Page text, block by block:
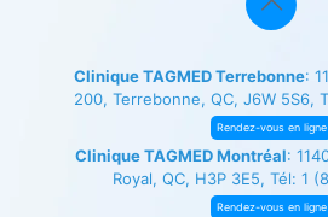
Clinique TAGMED Terrebonne:
200, Terrebonne, QC, J6W 5S6,
Rendez-vous en ligne
Clinique TAGMED Montréal:
Royal, QC, H3P 3E5, Tél: 1
Rendez-vous en ligne